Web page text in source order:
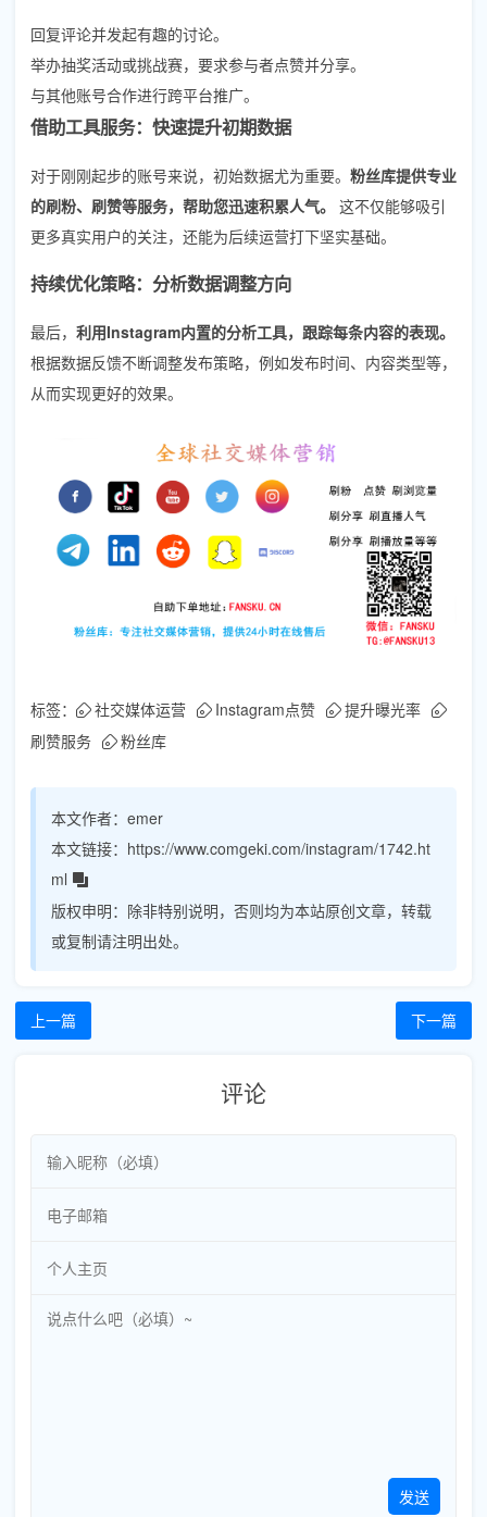
回复评论并发起有趣的讨论。
举办抽奖活动或挑战赛，要求参与者点赞并分享。
与其他账号合作进行跨平台推广。
借助工具服务：快速提升初期数据
对于刚刚起步的账号来说，初始数据尤为重要。 粉丝库提供专业
的刷粉、刷赞等服务，帮助您迅速积累人气。 这不仅能够吸引
更多真实用户的关注，还能为后续运营打下坚实基础。
持续优化策略：分析数据调整方向
最后， 利用Instagram内置的分析工具，跟踪每条内容的表现。
根据数据反馈不断调整发布策略，例如发布时间、内容类型等，
从而实现更好的效果。
标签： 社交媒体运营 Instagram点赞
提升曝光率
刷赞服务
粉丝库
本文作者： emer
本文链接： https://www.comgeki.com/instagram/1742.ht
ml
版权申明： 除非特别说明，否则均为本站原创文章，转载
或复制请注明出处。
上一篇 下一篇
评论
发送